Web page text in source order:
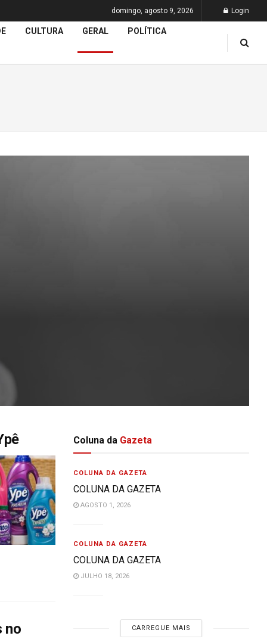
domingo, agosto 9, 2026 Login
CULTURA GERAL POLÍTICA
no
Coluna da Gazeta
COLUNA DA GAZETA
COLUNA DA GAZETA
AGOSTO 1, 2026
COLUNA DA GAZETA
COLUNA DA GAZETA
JULHO 18, 2026
CARREGUE MAIS